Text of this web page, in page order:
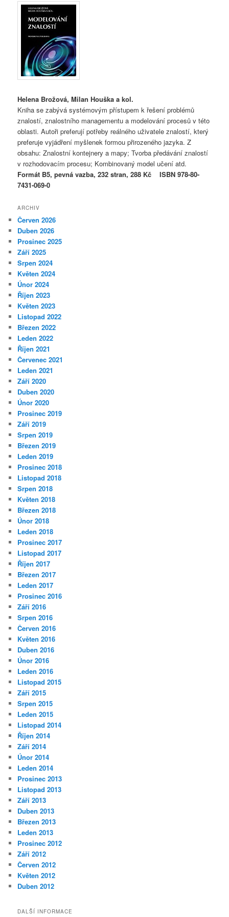
Helena Brožová, Milan Houška a kol.
Kniha se zabývá systémovým přístupem k řešení problémů
znalostí, znalostního managementu a modelování procesů v této
oblasti. Autoři preferují potřeby reálného uživatele znalostí, který
preferuje vyjádření myšlenek formou přirozeného jazyka. Z
obsahu: Znalostní kontejnery a mapy; Tvorba předávání znalostí
v rozhodovacím procesu; Kombinovaný model učení atd.
Formát B5, pevná vazba, 232 stran, 288 Kč ISBN 978-80-
7431-069-0
ARCHIV
Červen 2026
Duben 2026
Prosinec 2025
Září 2025
Srpen 2024
Květen 2024
Únor 2024
Říjen 2023
Květen 2023
Listopad 2022
Březen 2022
Leden 2022
Říjen 2021
Červenec 2021
Leden 2021
Září 2020
Duben 2020
Únor 2020
Prosinec 2019
Září 2019
Srpen 2019
Březen 2019
Leden 2019
Prosinec 2018
Listopad 2018
Srpen 2018
Květen 2018
Březen 2018
Únor 2018
Leden 2018
Prosinec 2017
Listopad 2017
Říjen 2017
Březen 2017
Leden 2017
Prosinec 2016
Září 2016
Srpen 2016
Červen 2016
Květen 2016
Duben 2016
Únor 2016
Leden 2016
Listopad 2015
Září 2015
Srpen 2015
Leden 2015
Listopad 2014
Říjen 2014
Září 2014
Únor 2014
Leden 2014
Prosinec 2013
Listopad 2013
Září 2013
Duben 2013
Březen 2013
Leden 2013
Prosinec 2012
Září 2012
Červen 2012
Květen 2012
Duben 2012
DALŠÍ INFORMACE